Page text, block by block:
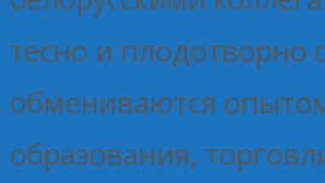
тесно и плодотворно
обмениваются
образования,